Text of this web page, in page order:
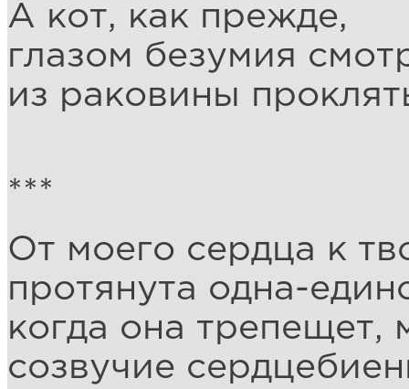
А кот, как прежде,
глазом безумия
из раковины
***
От моего сердца к
протянута одна-
когда она
созвучие